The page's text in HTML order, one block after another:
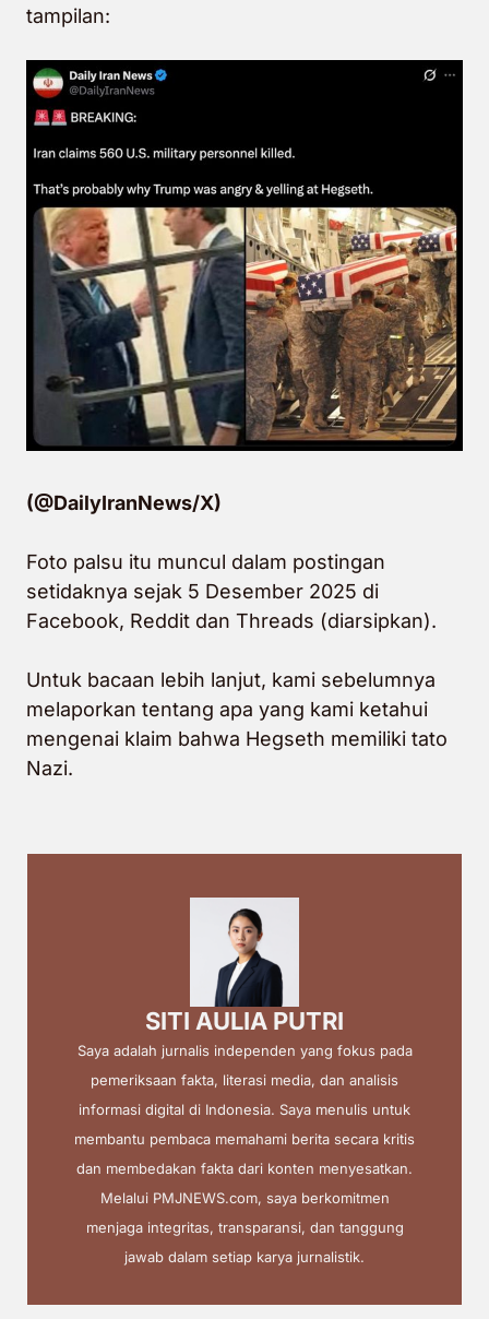
tampilan:
(@DailyIranNews/X)
Foto palsu itu muncul dalam postingan
setidaknya sejak 5 Desember 2025 di
Facebook, Reddit dan Threads (diarsipkan).
Untuk bacaan lebih lanjut, kami sebelumnya
melaporkan tentang apa yang kami ketahui
mengenai klaim bahwa Hegseth memiliki tato
Nazi.
SITI AULIA PUTRI
Saya adalah jurnalis independen yang fokus pada
pemeriksaan fakta, literasi media, dan analisis
informasi digital di Indonesia. Saya menulis untuk
membantu pembaca memahami berita secara kritis
dan membedakan fakta dari konten menyesatkan.
Melalui PMJNEWS.com, saya berkomitmen
menjaga integritas, transparansi, dan tanggung
jawab dalam setiap karya jurnalistik.